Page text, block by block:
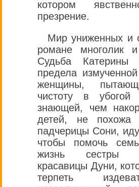
котором
презрение.
Мир униженных и
романе многолик и
Судьба
предела
женщины,
чистоту в убогой
знающей, чем
детей, не
падчерицы Сони,
чтобы помочь
жизнь сестры
красавицы Дуни,
терпеть